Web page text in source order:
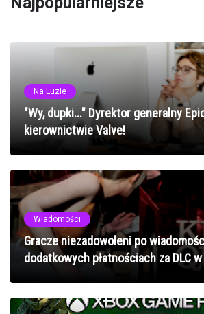
Na Luzie
"Wy, dupki..." Dyrektor generalny
kierownictwie Valve!
Wiadomości
Gracze niezadowoleni po
dodatkowych płatnościach za DLC